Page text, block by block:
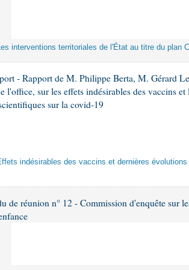
interventions territoriales de l'État au titre du plan
- Rapport de M. Philippe Berta, M. Gérard
l'office, sur les effets indésirables des vaccins
sur la covid-19
indésirables des vaccins et dernières
de réunion n° 12 - Commission d'enquête sur